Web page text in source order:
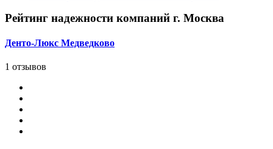
Рейтинг надежности компаний г. Москва
Денто-Люкс Медведково
1 отзывов